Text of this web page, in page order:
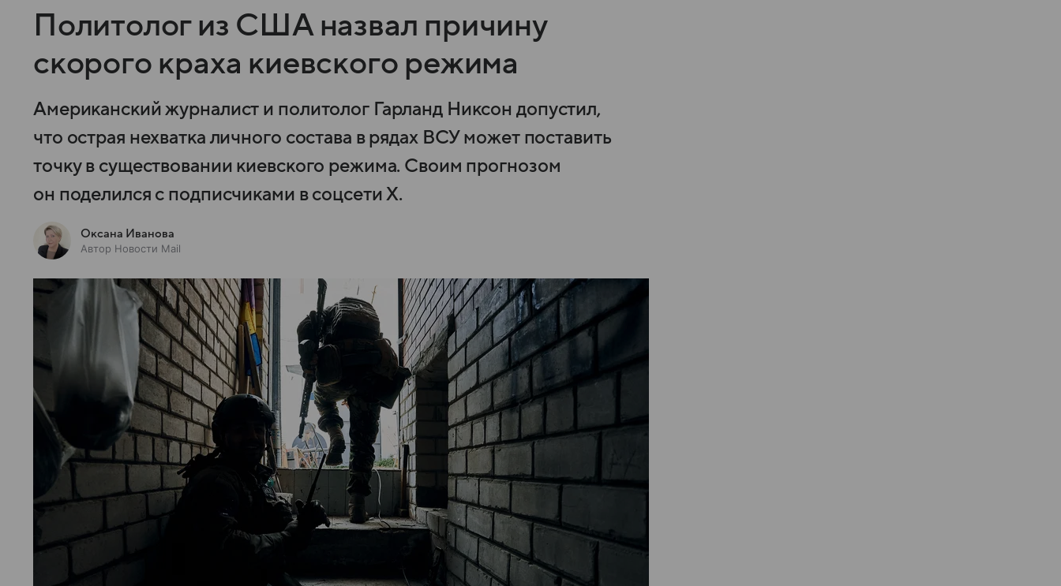
Политолог из США назвал причину
скорого краха киевского режима
Американский журналист и политолог Гарланд Никсон допустил,
что острая нехватка личного состава в рядах ВСУ может поставить
точку в существовании киевского режима. Своим прогнозом
он поделился с подписчиками в соцсети X.
Оксана Иванова
Автор Новости Mail